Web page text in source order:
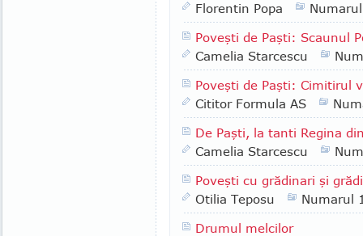
Florentin Popa
Poveşti de Paşti: Scaunul
Camelia Starcescu
Poveşti de Paşti: Cimitirul
Cititor Formula AS
De Paşti, la tanti Regina
Camelia Starcescu
Poveşti cu grădinari şi
Otilia Teposu
Numarul
Drumul melcilor